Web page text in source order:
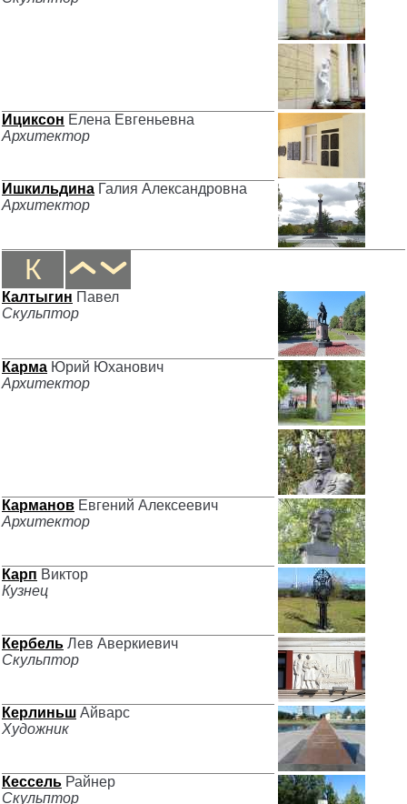
Ициксон Елена Евгеньевна
Архитектор
Ишкильдина Галия Александровна
Архитектор
К
Калтыгин Павел
Скульптор
Карма Юрий Юханович
Архитектор
Карманов Евгений Алексеевич
Архитектор
Карп Виктор
Кузнец
Кербель Лев Аверкиевич
Скульптор
Керлиньш Айварс
Художник
Кессель Райнер
Скульптор